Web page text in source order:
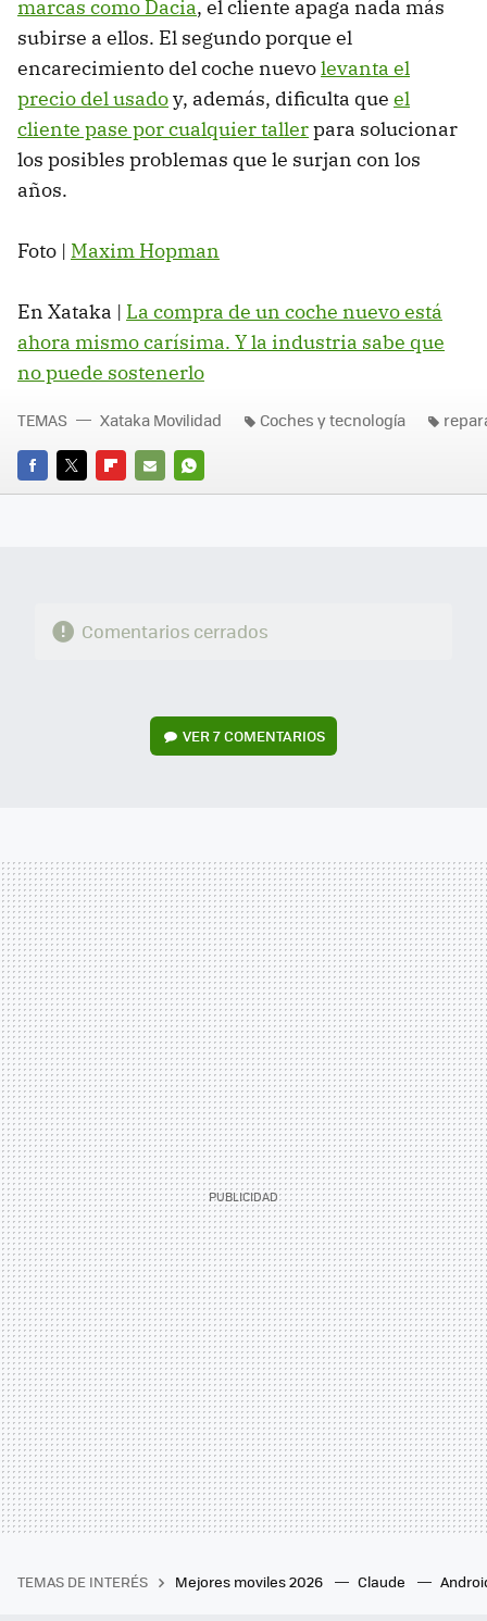
marcas como Dacia, el cliente apaga nada más
subirse a ellos. El segundo porque el
encarecimiento del coche nuevolevanta el
precio del usadoy, además, dificulta que el
cliente pase por cualquier tallerpara solucionar
los posibles problemas que le surjan con los
años.
Foto | Maxim Hopman
En Xataka | La compra de un coche nuevo está
ahora mismo carísima. Y la industria sabe que
no puede sostenerlo
FACEBOOK
TWITTERFLIPBOARD
E-
WHATSAPP
TEMAS Xataka Movilidad Coches y tecnología
Comentarios cerrados
VER7 COMENTARIOS
TEMAS DE INTERÉS Mejores moviles 2026 Claude